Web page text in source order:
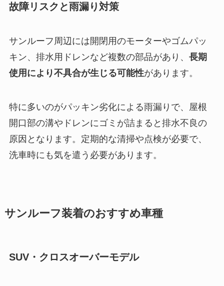
故障リスクと雨漏り対策
サンルーフ周辺には開閉用のモーターやゴムパッ
キン、排水用ドレンなど複数の部品があり、 長期
使用により不具合が生じる可能性があります。
特に多いのがパッキン劣化による雨漏りで、屋根
開口部の溝やドレンにゴミが詰まると排水不良の
原因となります。定期的な清掃や点検が必要で、
洗車時にも気を遣う必要があります。
サンルーフ装着のおすすめ車種
SUV・クロスオーバーモデル